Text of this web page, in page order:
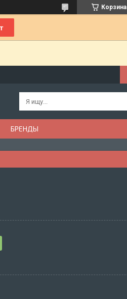
Корзина
БРЕНДЫ